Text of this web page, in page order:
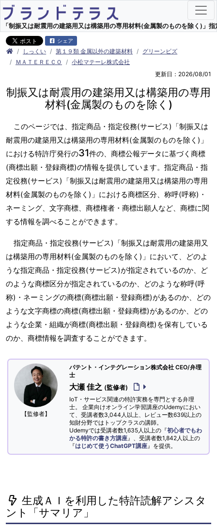
「制振又は耐震用の建築用又は構築用の専用材料(金属製のものを除く)」
シェア
しっくい 第１９類 金属以外の建築材料
グリーンビズ
ＭＡＴＥＲＥＣＯ
小松マテーレ株式会社
更新日：2026/08/01
制振又は耐震用の建築用又は構築用の専用
材料(金属製のものを除く)
このページでは、指定商品・指定役務(サービス)「制振又は
耐震用の建築用又は構築用の専用材料(金属製のものを除く)」
における特許庁発行の31件の、商標公報データに基づく商標
(商標出願・登録商標)の情報を提供しています。指定商品・指
定役務(サービス)「制振又は耐震用の建築用又は構築用の専用
材料(金属製のものを除く)」における商標区分、称呼(呼称)・
ネーミング、文字商標、商標権者・商標出願人など、商標に関
する情報を調べることができます。
指定商品・指定役務(サービス)「制振又は耐震用の建築用又
は構築用の専用材料(金属製のものを除く)」において、どのよ
うな指定商品・指定役務(サービス)が指定されているのか、ど
のような商標区分が指定されているのか、どのような称呼(呼
称)・ネーミングの商標(商標出願・登録商標)があるのか、どの
ような文字商標の商標(商標出願・登録商標)があるのか、どの
ような企業・組織が商標(商標出願・登録商標)を保有している
のか、商標情報を調査することができます。
【監修者】
パテント・インテグレーション株式会社 CEO/弁理
士
大瀬 佳之 (監修者)
IoT・サービス関連の特許実務を専門とする弁理
士。 企業向けオンライン学習講座のUdemyにおい
て、受講者数3,044人以上、レビュー数639以上の
知財分野ではトップクラスの講師。
Udemyでは受講者数1,635人以上の『初心者でもわ
かる特許の書き方講座 』、受講者数1,842人以上の
『はじめて使うChatGPT講座 』を提供。
生成ＡＩを利用した特許読解アシスタ
ント「サマリア」